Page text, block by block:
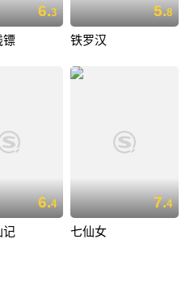
6.3
镖
5.8
铁罗汉
6.4
记
7.4
七仙女